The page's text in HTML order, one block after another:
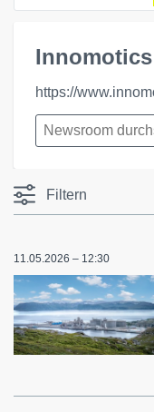
https://
Filtern
11.05.2026 – 12:30